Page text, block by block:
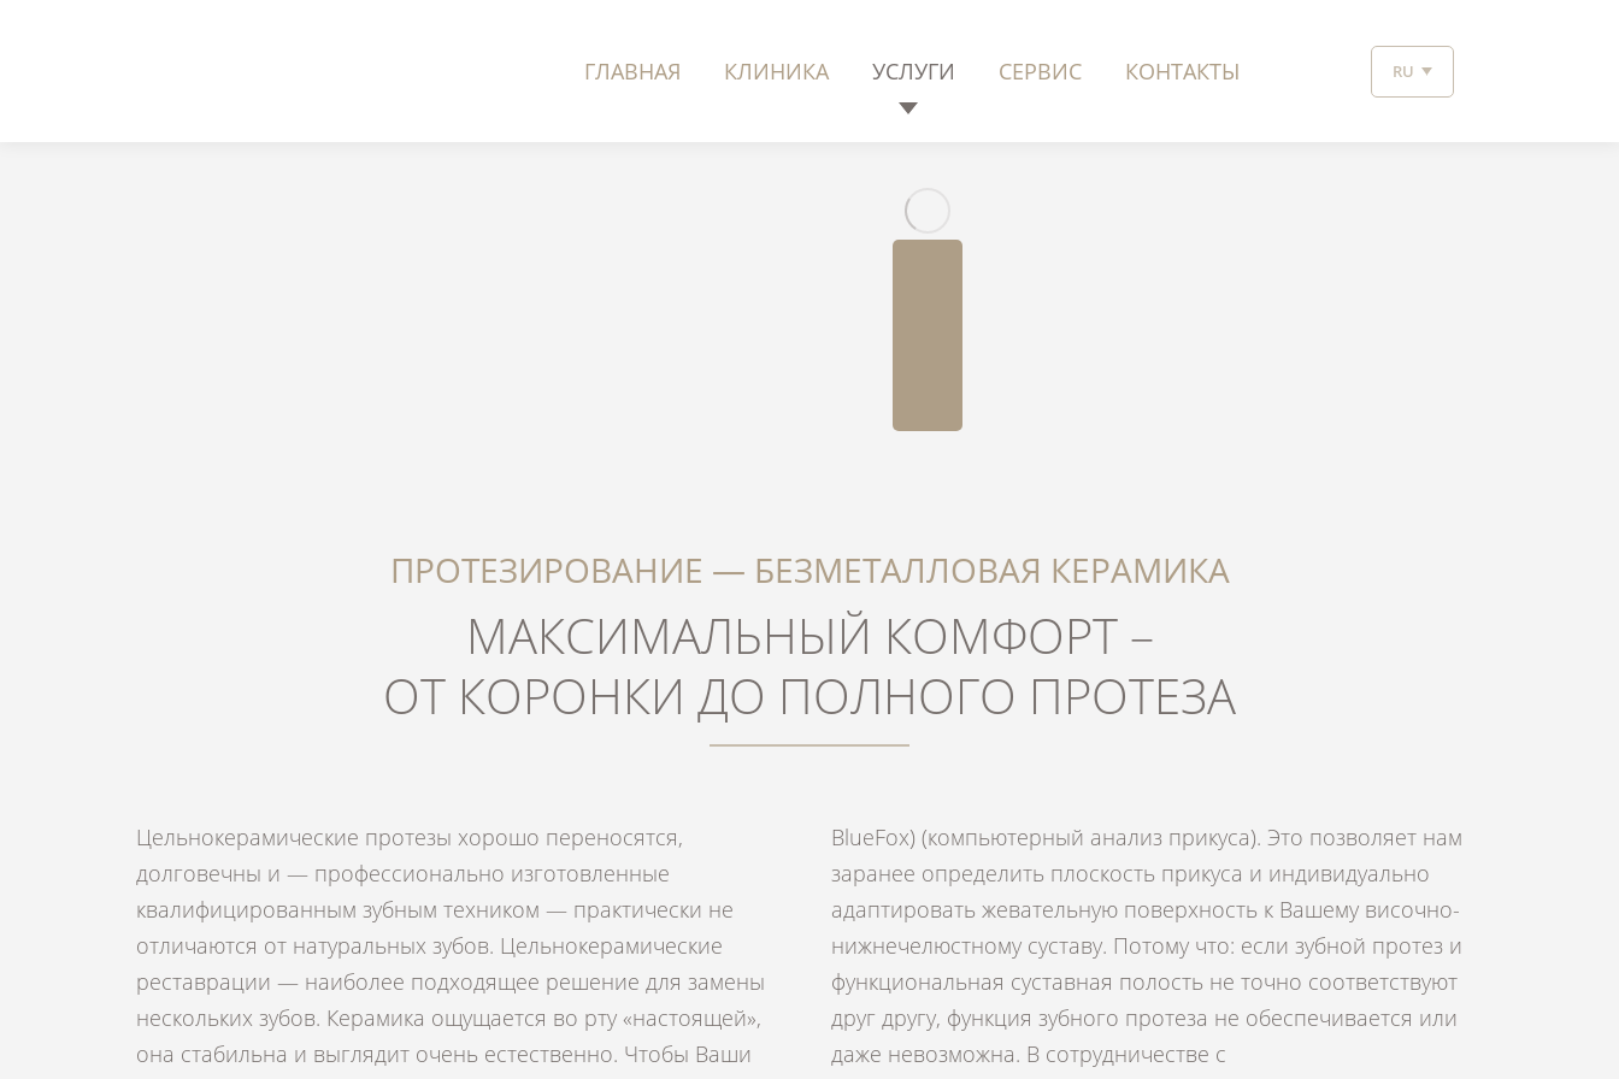
ГЛАВНАЯ КЛИНИКА УСЛУГИ СЕРВИС КОНТАКТЫ RU
ПРОТЕЗИРОВАНИЕ — БЕЗМЕТАЛЛОВАЯ КЕРАМИКА
МАКСИМАЛЬНЫЙ КОМФОРТ –
ОТ КОРОНКИ ДО ПОЛНОГО ПРОТЕЗА
Цельнокерамические протезы хорошо переносятся,
долговечны и — профессионально изготовленные
квалифицированным зубным техником — практически не
отличаются от натуральных зубов. Цельнокерамические
реставрации — наиболее подходящее решение для замены
нескольких зубов. Керамика ощущается во рту «настоящей»,
она стабильна и выглядит очень естественно. Чтобы Ваши
BlueFox) (компьютерный анализ прикуса). Это позволяет нам
заранее определить плоскость прикуса и индивидуально
адаптировать жевательную поверхность к Вашему височно-
нижнечелюстному суставу. Потому что: если зубной протез и
функциональная суставная полость не точно соответствуют
друг другу, функция зубного протеза не обеспечивается или
даже невозможна. В сотрудничестве с